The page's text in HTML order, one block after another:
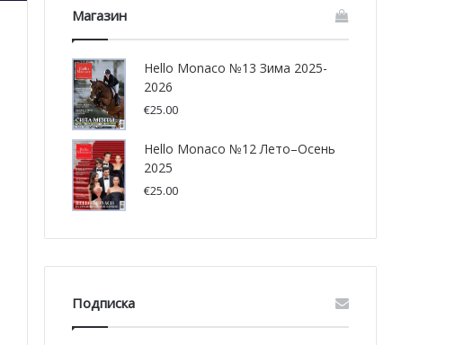
Магазин
Hello Monaco №13 Зима 2025-
2026
€25.00
Hello Monaco №12 Лето–Осень
2025
€25.00
Подписка